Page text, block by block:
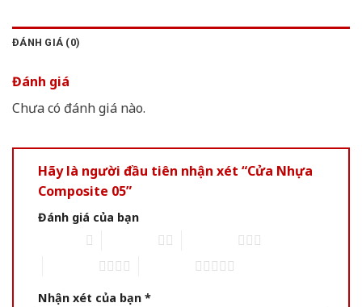
ĐÁNH GIÁ (0)
Đánh giá
Chưa có đánh giá nào.
Hãy là người đầu tiên nhận xét “Cửa Nhựa
Composite 05”
Đánh giá của bạn
Nhận xét của bạn *